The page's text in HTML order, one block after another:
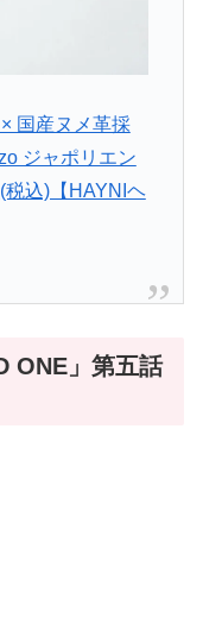
国産ヌメ革採
ジャポリエン
税込)【HAYNIヘ
ONE」第五話